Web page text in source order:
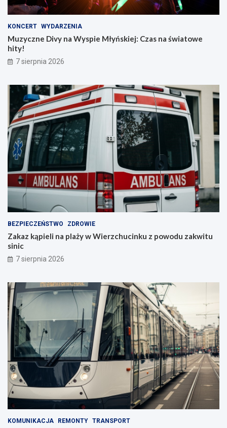
KONCERT WYDARZENIA
Muzyczne Divy na Wyspie Młyńskiej: Czas na światowe
hity!
7 sierpnia 2026
BEZPIECZEŃSTWO ZDROWIE
Zakaz kąpieli na plaży w Wierzchucinku z powodu zakwitu
sinic
7 sierpnia 2026
KOMUNIKACJA REMONTY TRANSPORT